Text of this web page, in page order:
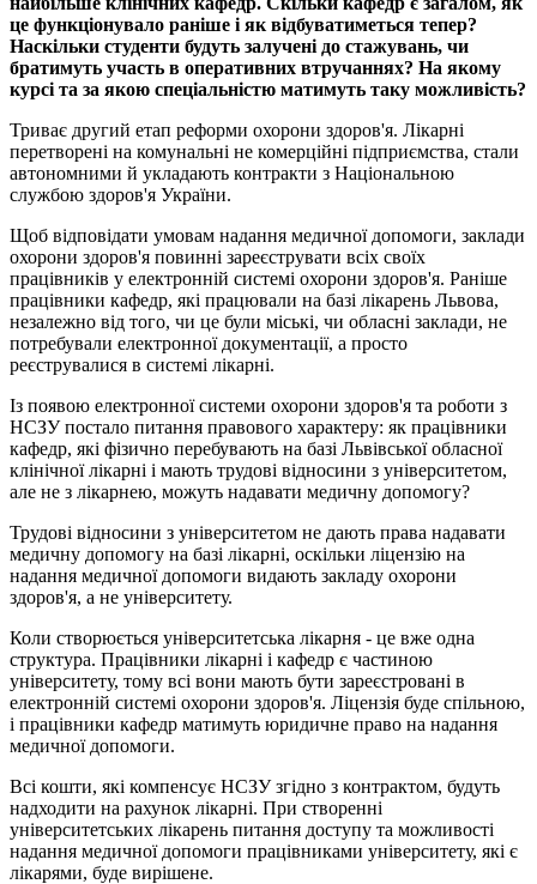
це функціонувало раніше і як відбуватиметься тепер?
Наскільки студенти будуть залучені до стажувань, чи
братимуть участь в оперативних втручаннях? На якому
курсі та за якою спеціальністю матимуть таку можливість?
Триває другий етап реформи охорони здоров'я. Лікарні
перетворені на комунальні не комерційні підприємства, стали
автономними й укладають контракти з Національною
службою здоров'я України.
Щоб відповідати умовам надання медичної допомоги, заклади
охорони здоров'я повинні зареєструвати всіх своїх
працівників у електронній системі охорони здоров'я. Раніше
працівники кафедр, які працювали на базі лікарень Львова,
незалежно від того, чи це були міські, чи обласні заклади, не
потребували електронної документації, а просто
реєструвалися в системі лікарні.
Із появою електронної системи охорони здоров'я та роботи з
НСЗУ постало питання правового характеру: як працівники
кафедр, які фізично перебувають на базі Львівської обласної
клінічної лікарні і мають трудові відносини з університетом,
але не з лікарнею, можуть надавати медичну допомогу?
Трудові відносини з університетом не дають права надавати
медичну допомогу на базі лікарні, оскільки ліцензію на
надання медичної допомоги видають закладу охорони
здоров'я, а не університету.
Коли створюється університетська лікарня - це вже одна
структура. Працівники лікарні і кафедр є частиною
університету, тому всі вони мають бути зареєстровані в
електронній системі охорони здоров'я. Ліцензія буде спільною,
і працівники кафедр матимуть юридичне право на надання
медичної допомоги.
Всі кошти, які компенсує НСЗУ згідно з контрактом, будуть
надходити на рахунок лікарні. При створенні
університетських лікарень питання доступу та можливості
надання медичної допомоги працівниками університету, які є
лікарями, буде вирішене.